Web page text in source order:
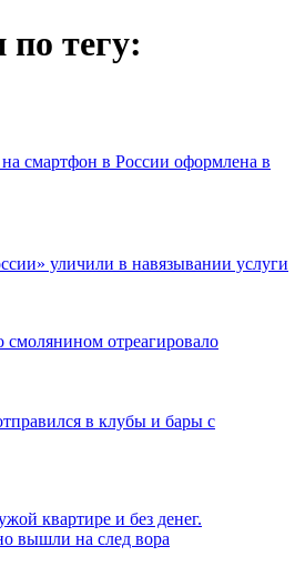
по тегу:
на смартфон в России оформлена в
уличили в навязывании услуги
отреагировало
в клубы и бары с
квартире и без денег.
вышли на след вора